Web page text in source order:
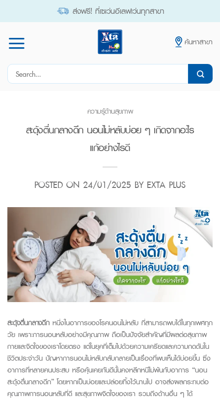
ส่งฟรี! ที่เซเว่นอีเลฟเว่นทุกสาขา
ค้นหาสาขา
Search
ความรู้ด้านสุขภาพ
สะดุ้งตื่นกลางดึก นอนไม่หลับบ่อย ๆ เกิดจากอะไร
แก้อย่างไรดี
POSTED ON 24/01/2025 BY EXTA PLUS
สะดุ้งตื่นกลางดึก หนึ่งในอาการของโรคนอนไม่หลับ ที่สามารถพบได้ในทุกเพศทุก
วัย เพราะการนอนหลับอย่างมีคุณภาพ ถือเป็นปัจจัยสำคัญที่มีผลต่อสุขภาพ
กายและจิตใจของเราโดยตรง แต่ในยุคที่เต็มไปด้วยความเครียดและความกดดันใน
ชีวิตประจำวัน ปัญหาการนอนไม่หลับกลับกลายเป็นเรื่องที่พบเห็นได้บ่อยขึ้น ซึ่ง
อาการที่หลายคนประสบ หรือคุ้นเคยกันดีนั้นคงหลีกหนีไม่พ้นกับอาการ “นอน
สะดุ้งตื่นกลางดึก” โดยหากเป็นบ่อยและปล่อยทิ้งไว้นานไป อาจส่งผลกระทบต่อ
คุณภาพการนอนหลับที่ดี และสุขภาพจิตใจของเรา รวมถึงด้านอื่น ๆ ได้